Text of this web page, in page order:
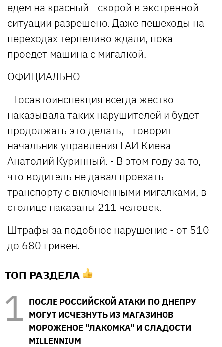
едем на красный - скорой в экстренной
ситуации разрешено. Даже пешеходы на
переходах терпеливо ждали, пока
проедет машина с мигалкой.
ОФИЦИАЛЬНО
- Госавтоинспекция всегда жестко
наказывала таких нарушителей и будет
продолжать это делать, - говорит
начальник управления ГАИ Киева
Анатолий Куринный. - В этом году за то,
что водитель не давал проехать
транспорту с включенными мигалками, в
столице наказаны 211 человек.
Штрафы за подобное нарушение - от 510
до 680 гривен.
ТОП РАЗДЕЛА
ПОСЛЕ РОССИЙСКОЙ АТАКИ ПО ДНЕПРУ
МОГУТ ИСЧЕЗНУТЬ ИЗ МАГАЗИНОВ
МОРОЖЕНОЕ "ЛАКОМКА" И СЛАДОСТИ
MILLENNIUM